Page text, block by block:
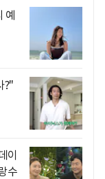
예
?"
이
수